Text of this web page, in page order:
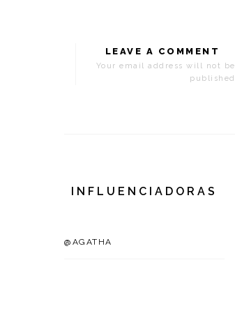
LEAVE A COMMENT
Your email address will not be
published
INFLUENCIADORAS
@AGATHA